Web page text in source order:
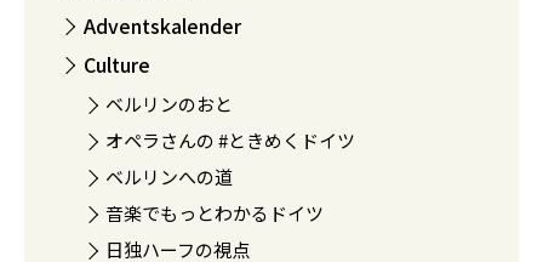
Adventskalender
Culture
ベルリンのおと
オペラさんの #ときめくドイツ
ベルリンへの道
音楽でもっとわかるドイツ
日独ハーフの視点